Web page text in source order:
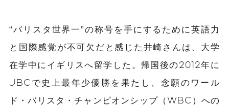
“バリスタ世界一”の称号を手にするために英語力
と国際感覚が不可欠だと感じた井崎さんは、大学
在学中にイギリスへ留学した。帰国後の2012年に
JBCで史上最年少優勝を果たし、念願のワール
ド・バリスタ・チャンピオンシップ（WBC）への